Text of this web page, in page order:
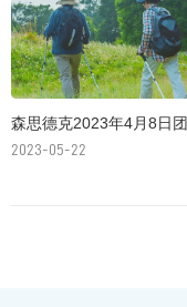
2023-05-22